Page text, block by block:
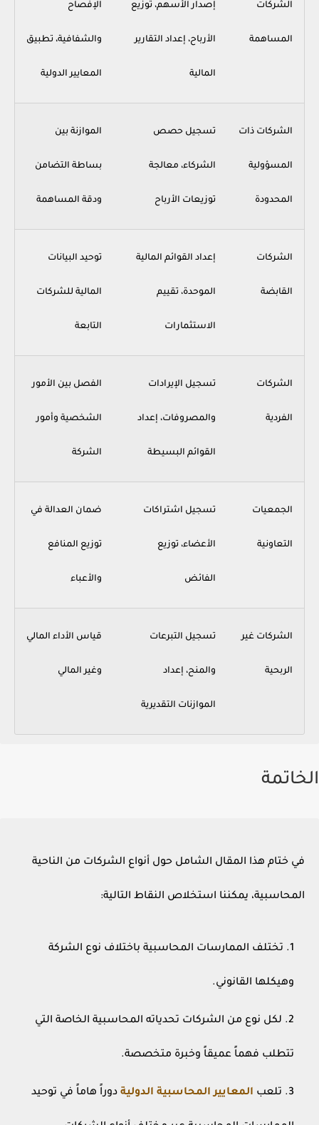
الشركات
المساهمة
إصدار الأسهم، توزيع
الأرباح، إعداد التقارير
المالية
الإفصاح
والشفافية، تطبيق
المعايير الدولية
الشركات ذات
المسؤولية
المحدودة
تسجيل حصص
الشركاء، معالجة
توزيعات الأرباح
الموازنة بين
بساطة التضامن
ودقة المساهمة
الشركات
القابضة
إعداد القوائم المالية
الموحدة، تقييم
الاستثمارات
توحيد البيانات
المالية للشركات
التابعة
الشركات
الفردية
تسجيل الإيرادات
والمصروفات، إعداد
القوائم البسيطة
الفصل بين الأمور
الشخصية وأمور
الشركة
الجمعيات
التعاونية
تسجيل اشتراكات
الأعضاء، توزيع
الفائض
ضمان العدالة في
توزيع المنافع
والأعباء
الشركات غير
الربحية
تسجيل التبرعات
والمنح، إعداد
الموازنات التقديرية
قياس الأداء المالي
وغير المالي
الخاتمة
في ختام هذا المقال الشامل حول أنواع الشركات من الناحية
المحاسبية، يمكننا استخلاص النقاط التالية:
تختلف الممارسات المحاسبية باختلاف نوع الشركة
وهيكلها القانوني.
لكل نوع من الشركات تحدياته المحاسبية الخاصة التي
تتطلب فهماً عميقاً وخبرة متخصصة.
تلعب المعايير المحاسبية الدولية دوراً هاماً في توحيد